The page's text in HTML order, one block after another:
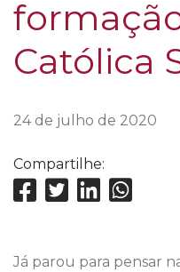
Católica
24 de julho de 2020
Compartilhe:
Já parou para pensar